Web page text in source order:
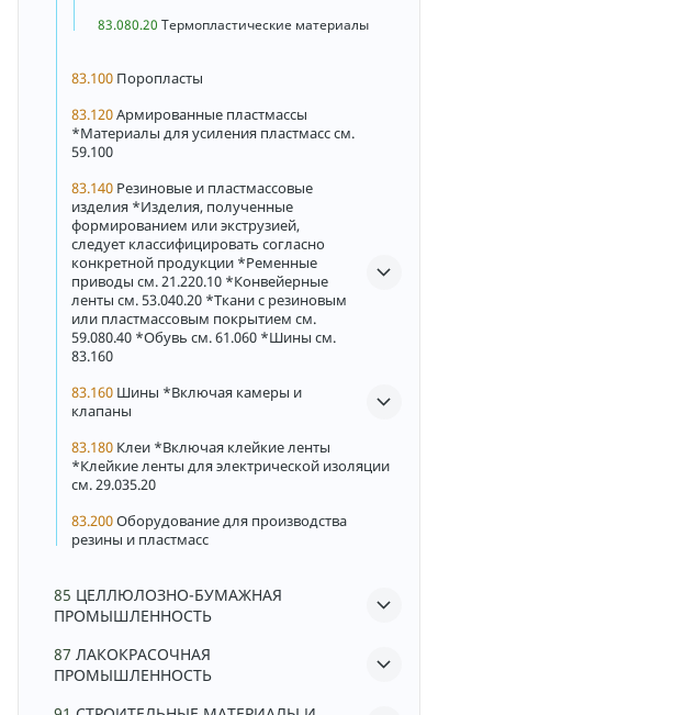
83.080.20 Термопластические материалы
83.100 Поропласты
83.120Армированные пластмассы
*Материалы для усиления пластмасс см.
59.100
83.140 Резиновые и пластмассовые
изделия *Изделия, полученные
формированием или экструзией,
следует классифицировать согласно
конкретной продукции *Ременные
приводы см. 21.220.10 *Конвейерные
ленты см. 53.040.20 *Ткани с резиновым
или пластмассовым покрытием см.
59.080.40 *Обувь см. 61.060 *Шины см.
83.160
83.160 Шины *Включая камеры и
клапаны
83.180 Клеи *Включая клейкие ленты
*Клейкие ленты для электрической изоляции
см. 29.035.20
83.200Оборудование для производства
резины и пластмасс
85 ЦЕЛЛЮЛОЗНО-БУМАЖНАЯ
ПРОМЫШЛЕННОСТЬ
87 ЛАКОКРАСОЧНАЯ
ПРОМЫШЛЕННОСТЬ